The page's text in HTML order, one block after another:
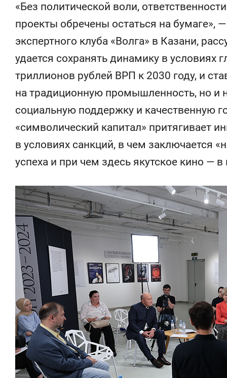
«Без политической воли,
проекты обречены остаться на бумаге»,
экспертного клуба «Волга» в Казани,
удается сохранять динамику в условиях
триллионов рублей ВРП к 2030 году, и
на традиционную промышленность, но и
социальную поддержку и качественную
«символический капитал» притягивает
в условиях санкций, в чем заключается
успеха и при чем здесь якутское кино —
150 камер до квартиры и Face
ID вместо ключа: какой будет
безопасность в ЖК «Нова»
Опыт
природе,
с